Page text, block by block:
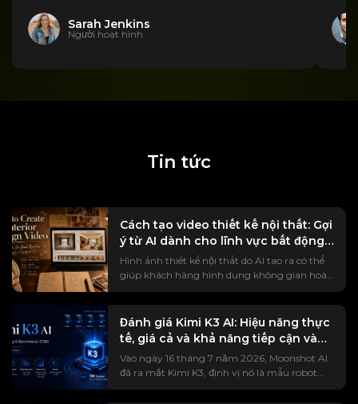
Sarah Jenkins
Người hoạt hình
Tin tức
Cách tạo video thiết kế nội thất: Gợi
ý từ AI dành cho lĩnh vực bất động
sản
Hình ảnh thiết kế nội thất do AI tạo ra có thể
giúp khách hàng hình dung không gian hoàn
thiện, nhưng một hình ảnh tĩnh không phải
lúc nào cũng mang lại tác động trực quan cho
khách hàng về cách thiết kế làm thay đổi
không gian hiện có. Video về quá trình cải tạo
giúp bạn dễ dàng hình dung sự thay đổi đó
hơn bằng cách cho thấy một căn phòng thô
sơ hoặc chưa hoàn thiện dần dần trở thành
một không gian nội thất hoàn chỉnh. Hướng
Đánh giá Kimi K3 AI: Hiệu năng thực
tế, giá cả và khả năng tiếp cận vào
năm 2026
Vào ngày 16 tháng 7 năm 2026, Moonshot AI
đã ra mắt Kimi K3, định vị nó là mẫu robot
tiên tiến nhất của hãng cho đến nay. Các
thông số kỹ thuật chính rất ấn tượng: tổng